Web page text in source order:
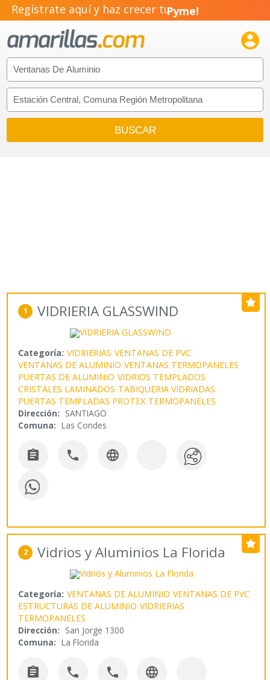
Regístrate aquí y haz crecer tu
Pyme!
Emprendimiento!

1 VIDRIERIA GLASSWIND
Categoría: VIDRIERIAS VENTANAS DE PVC
VENTANAS DE ALUMINIO VENTANAS TERMOPANELES
PUERTAS DE ALUMINIO VIDRIOS TEMPLADOS
CRISTALES LAMINADOS TABIQUERIA VIDRIADAS
PUERTAS TEMPLADAS PROTEX TERMOPANELES
Dirección: SANTIAGO
Comuna: Las Condes
  
2 Vidrios y Aluminios La Florida
Categoría: VENTANAS DE ALUMINIO VENTANAS DE PVC
ESTRUCTURAS DE ALUMINIO VIDRIERIAS
TERMOPANELES
Dirección: San Jorge 1300
Comuna: La Florida
   